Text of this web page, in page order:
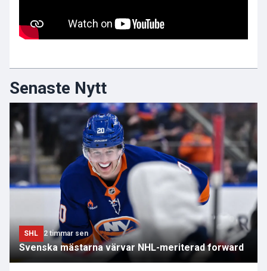
Senaste Nytt
SHL 2 timmar sen
Svenska mästarna värvar NHL-meriterad forward